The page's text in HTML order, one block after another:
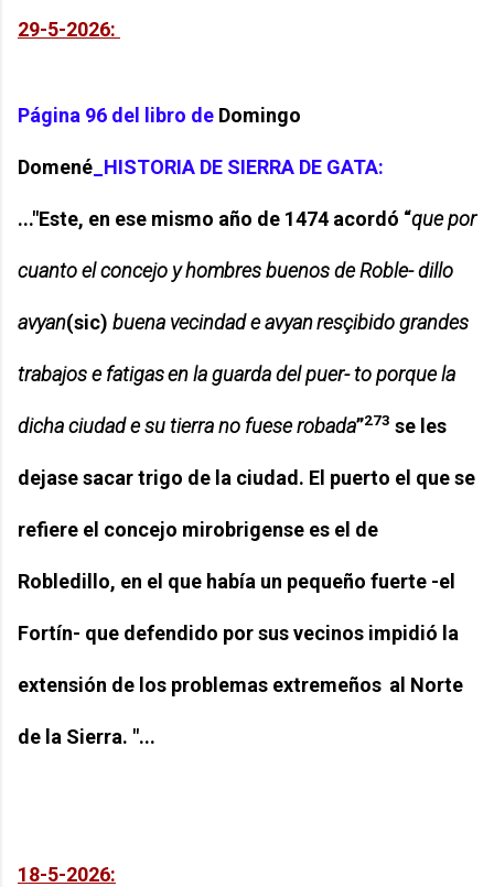
29-5-2026:
Página 96 del libro de Domingo
Domené _HISTORIA DE SIERRA DE GATA:
..."Este, en ese mismo año de 1474 acordó “que por
cuanto el concejo y hombres buenos deRoble- dillo
avyan(sic) buena vecindad e avyanresçibido grandes
trabajose fatigasen la guardadelpuer- to porque la
dicha ciudad e su tierra no fuese robada”273 se les
dejase sacar trigo de la ciudad. El puerto el que se
refiere el concejo mirobrigense es el de
Robledillo, en el que había un pequeño fuerte -el
Fortín- que defendido por sus vecinos impidió la
extensión de los problemas extremeños al Norte
de la Sierra. "...
18-5-2026: